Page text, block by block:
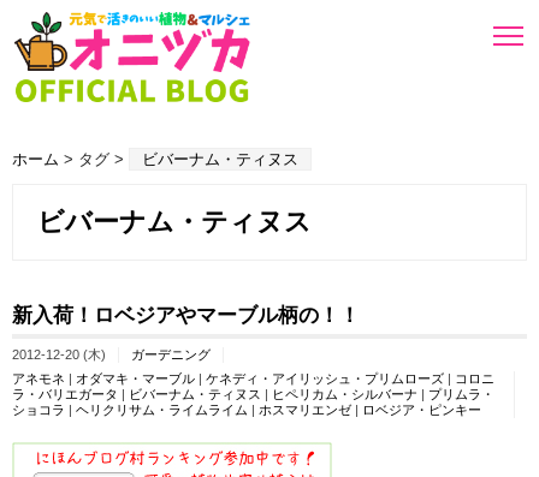
ホーム > タグ > ビバーナム・ティヌス
ビバーナム・ティヌス
新入荷！ロベジアやマーブル柄の！！
2012-12-20 (木)
ガーデニング
アネモネ | オダマキ・マーブル | ケネディ・アイリッシュ・プリムローズ | コロニ
ラ・バリエガータ | ビバーナム・ティヌス | ヒペリカム・シルバーナ | プリムラ・
ショコラ | ヘリクリサム・ライムライム | ホスマリエンゼ | ロベジア・ピンキー